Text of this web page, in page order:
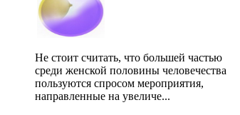
Не стоит считать, что большей частью
среди женской половины человечества
пользуются спросом мероприятия,
направленные на увеличе...